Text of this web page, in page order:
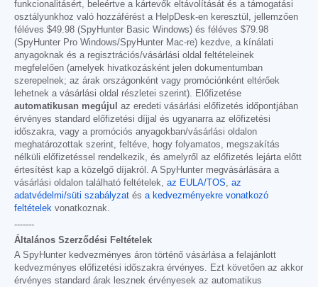
funkcionalitásért, beleértve a kártevők eltávolítását és a támogatási
osztályunkhoz való hozzáférést a HelpDesk-en keresztül, jellemzően
féléves $49.98 (SpyHunter Basic Windows) és féléves $79.98
(SpyHunter Pro Windows/SpyHunter Mac-re) kezdve, a kínálati
anyagoknak és a regisztrációs/vásárlási oldal feltételeinek
megfelelően (amelyek hivatkozásként jelen dokumentumban
szerepelnek; az árak országonként vagy promóciónként eltérőek
lehetnek a vásárlási oldal részletei szerint). Előfizetése
automatikusan megújul
az eredeti vásárlási előfizetés időpontjában
érvényes standard előfizetési díjjal és ugyanarra az előfizetési
időszakra, vagy a promóciós anyagokban/vásárlási oldalon
meghatározottak szerint, feltéve, hogy folyamatos, megszakítás
nélküli előfizetéssel rendelkezik, és amelyről az előfizetés lejárta előtt
értesítést kap a közelgő díjakról. A SpyHunter megvásárlására a
vásárlási oldalon található feltételek, az EULA/TOS
az
adatvédelmi/süti szabályzat és a kedvezményekre vonatkozó
feltételek vonatkoznak.
-------
Általános Szerződési Feltételek
A SpyHunter kedvezményes áron történő vásárlása a felajánlott
kedvezményes előfizetési időszakra érvényes. Ezt követően az akkor
érvényes standard árak lesznek érvényesek az automatikus